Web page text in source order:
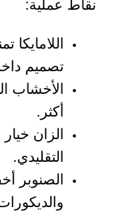
نقاط عملية:
تصميم
الأخشاب
أكثر.
الزان
التقليدي.
الصنوبر